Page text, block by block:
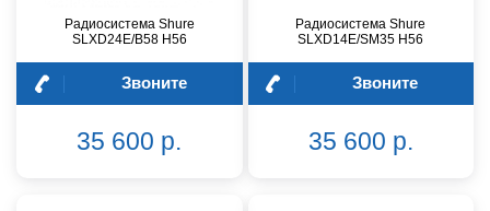
Радиосистема Shure
SLXD24E/B58 H56
Звоните
35 600 р.
Радиосистема Shure
SLXD14E/SM35 H56
Звоните
35 600 р.